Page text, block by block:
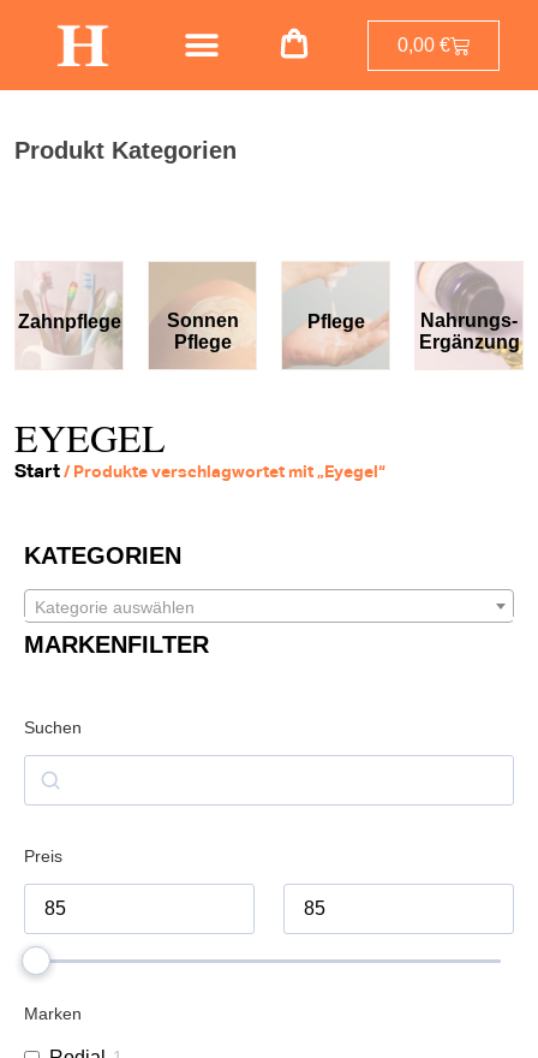
0,00€
Produkt Kategorien
Zahnpflege
Sonnen
Pflege
Pflege
Nahrungs-
Ergänzung
EYEGEL
Start/ Produkte verschlagwortet mit „Eyegel“
KATEGORIEN
Kategorie auswählen
MARKENFILTER
Suchen
Preis
Marken